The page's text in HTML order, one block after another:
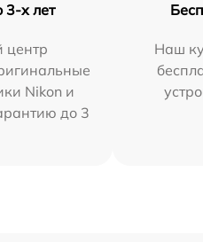
3-х лет
центр
Nikon и
до 3
Наш